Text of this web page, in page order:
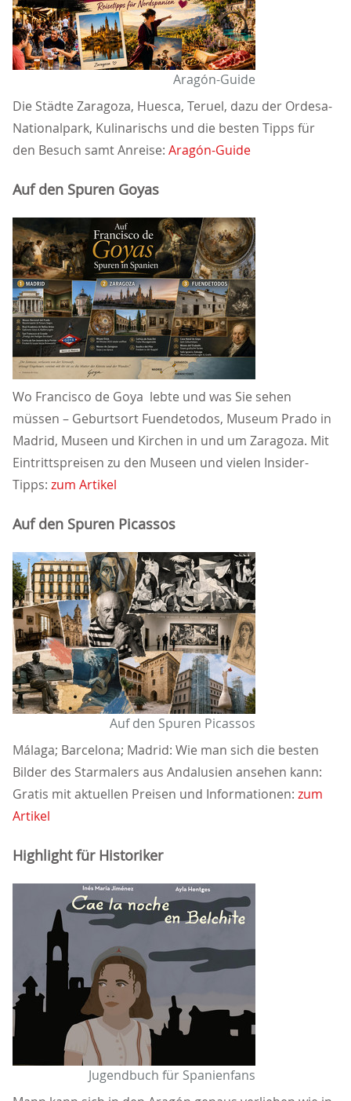
Aragón-Guide
Die Städte Zaragoza, Huesca, Teruel, dazu der Ordesa-
Nationalpark, Kulinarischs und die besten Tipps für
den Besuch samt Anreise: Aragón-Guide
Auf den Spuren Goyas
Wo Francisco de Goya lebte und was Sie sehen
müssen – Geburtsort Fuendetodos, Museum Prado in
Madrid, Museen und Kirchen in und um Zaragoza. Mit
Eintrittspreisen zu den Museen und vielen Insider-
Tipps: zum Artikel
Auf den Spuren Picassos
Auf den Spuren Picassos
Málaga; Barcelona; Madrid: Wie man sich die besten
Bilder des Starmalers aus Andalusien ansehen kann:
Gratis mit aktuellen Preisen und Informationen: zum
Artikel
Highlight für Historiker
Jugendbuch für Spanienfans